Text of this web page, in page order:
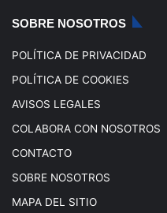
SOBRE NOSOTROS
POLÍTICA DE PRIVACIDAD
POLÍTICA DE COOKIES
AVISOS LEGALES
COLABORA CON NOSOTROS
CONTACTO
SOBRE NOSOTROS
MAPA DEL SITIO